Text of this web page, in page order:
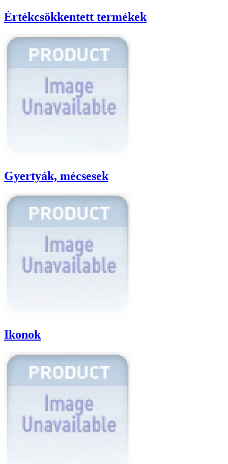
Értékcsökkentett termékek
Gyertyák, mécsesek
Ikonok